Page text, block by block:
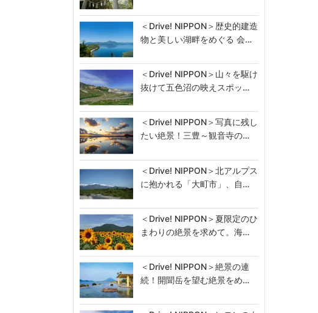
＜Drive! NIPPON＞歴史的建造
物と美しい湖畔をめぐる 会…
＜Drive! NIPPON＞山々を駆け
抜けて五色沼の映えスポッ…
＜Drive! NIPPON＞写真に残し
たい絶景！三豊～観音寺の…
＜Drive! NIPPON＞北アルプス
に抱かれる「大町市」、自…
＜Drive! NIPPON＞夏限定のひ
まわりの絶景を求めて。海…
＜Drive! NIPPON＞絶景の連
続！開聞岳を望む絶景をめ…